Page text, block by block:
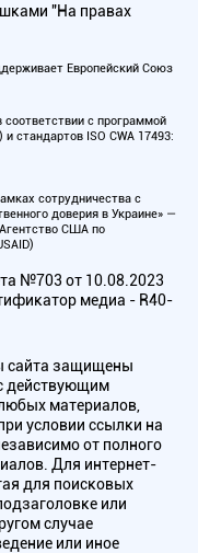
"На правах
Европейский Союз
с программой
стандартов ISO CWA 17493:
сотрудничества с
доверия в Украине» —
США по
№703 от 10.08.2023
медиа - R40-
сайта защищены
действующим
материалов,
условии ссылки на
от полного
Для интернет-
для поисковых
или
случае
или иное